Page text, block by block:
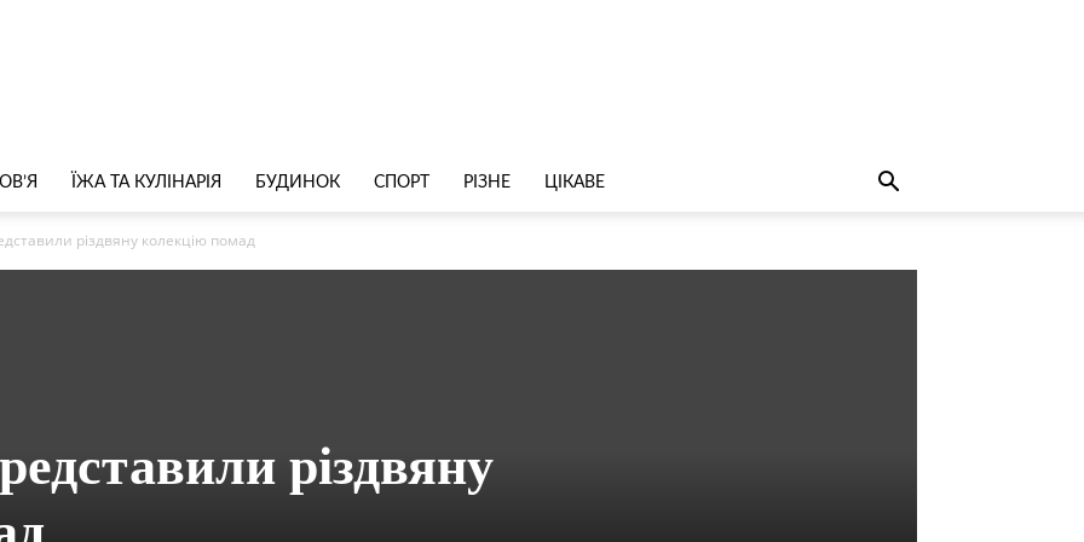
ЇЖА ТА КУЛІНАРІЯ БУДИНОК СПОРТ РІЗНЕ ЦІКАВЕ
різдвяну колекцію помад
різдвяну